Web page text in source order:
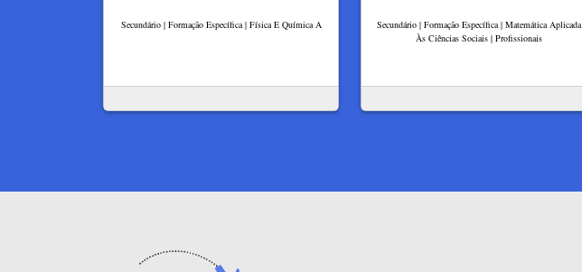
Secundário | Formação Específica | Física E Química A
Secundário | Formação Específica | Matemática Aplicada
Às Ciências Sociais | Profissionais